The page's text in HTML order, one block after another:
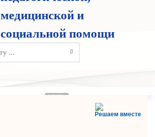
медицинской и
социальной помощи
ПОДРОБНЕЕ
Решаем вместе